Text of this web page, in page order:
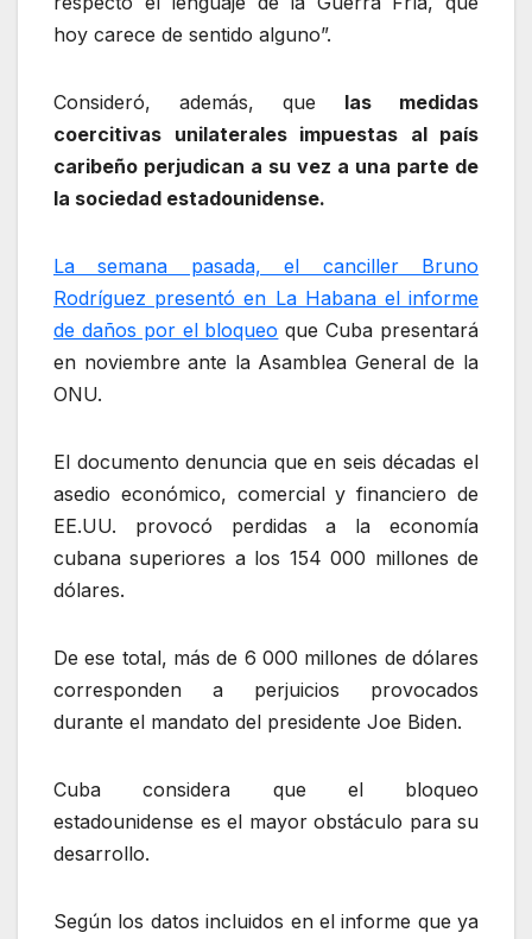
hoy carece de sentido alguno”.
Consideró, además, que las medidas
coercitivas unilaterales impuestas al país
caribeño perjudican a su vez a una parte de
la sociedad estadounidense.
La semana pasada, el canciller Bruno
Rodríguez presentó en La Habana el informe
de daños por el bloqueo que Cuba presentará
en noviembre ante la Asamblea General de la
ONU.
El documento denuncia que en seis décadas el
asedio económico, comercial y financiero de
EE.UU. provocó perdidas a la economía
cubana superiores a los 154 000 millones de
dólares.
De ese total, más de 6 000 millones de dólares
corresponden a perjuicios provocados
durante el mandato del presidente Joe Biden.
Cuba considera que el bloqueo
estadounidense es el mayor obstáculo para su
desarrollo.
Según los datos incluidos en el informe que ya